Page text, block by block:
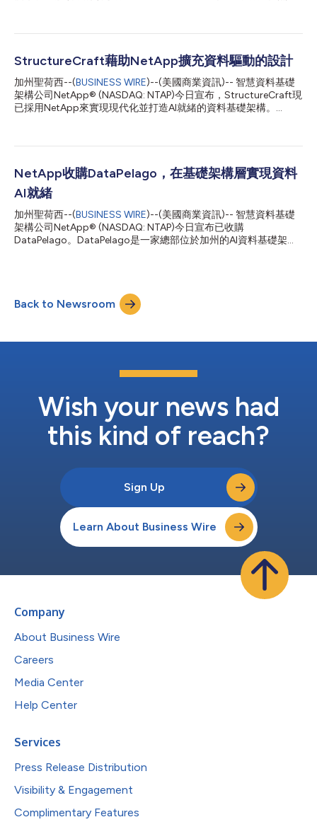
遷移工作負載的方法。對許多企業而言，災難復原是切實可行的第
已成為業務成長、AI創新和營運連續性的基礎。」NetApp執行長
George Kurian 表示，「隨著客戶期望從其資料中釋放更大價值，
同時加強防範中斷風險，將JetStream納入NetApp旗下，將進一
步提升我們協助客戶確保資料安全、可用，並為未來做好準備的能
力。此次收購更鞏固了NetApp在企業韌性與資料保護領域的領導
NetApp的第一方儲存解決方案上，如Azure NetApp...
StructureCraft藉助NetApp擴充資料驅動的設計
加州聖荷西--(BUSINESS WIRE)--(美國商業資訊)-- 智慧資料基礎
架構公司NetApp® (NASDAQ: NTAP)今日宣布，StructureCraft現
已採用NetApp來實現現代化並打造AI就緒的資料基礎架構。
能夠在全球展開合作、儲存和管理大規模設計工作負載，並在一個
創新的木結構工程、結構設計以及為全球大型建築專案提供永續的
建築解決方案。其團隊分佈在全球各地，在北美、歐洲和亞洲交付
複雜專案，始終秉持「設計和建造美觀、高效的結構」這一核心宗
旨。 StructureCraft團隊經常承接複雜的專案，例如設計和建造巴
貝多國家表演藝術館。這座突破性的建築擁有全球第一個淨跨度達
80英呎的全木桁架，完全不使用任何金屬螺絲或緊固件，並且從
概念到竣工僅用了不到四個月的時間。團隊在巴貝多現場工作，需
NetApp收購DataPelago，在基礎架構層實現資料
AI就緒
加州聖荷西--(BUSINESS WIRE)--(美國商業資訊)-- 智慧資料基礎
架構公司NetApp® (NASDAQ: NTAP)今日宣布已收購
DataPelago。DataPelago是一家總部位於加州的AI資料基礎架構
立為能夠真正實現企業資料零複製活化以用於AI的公司。 AI是我們
這個時代具有決定性意義的平台變革，但企業發現，最大的瓶頸在
於能否足夠快速地準備、治理和活化資料，從而將AI投入生產。達
DataPelago透過從根本上重新構想加速運算的發生位置——在資
Kurian表示：「隨著AI模型及其驅動晶片變得越來越高效，企業需
要同樣智慧和強大的資料基礎架構來發掘其資料的潛力。NetApp
來推動創新並創造業務價值。藉助Data...
Back to Newsroom
Wish your news had
this kind of reach?
Sign Up
Learn About Business Wire
Company
About Business Wire
Careers
Media Center
Help Center
Services
Press Release Distribution
Visibility & Engagement
Complimentary Features